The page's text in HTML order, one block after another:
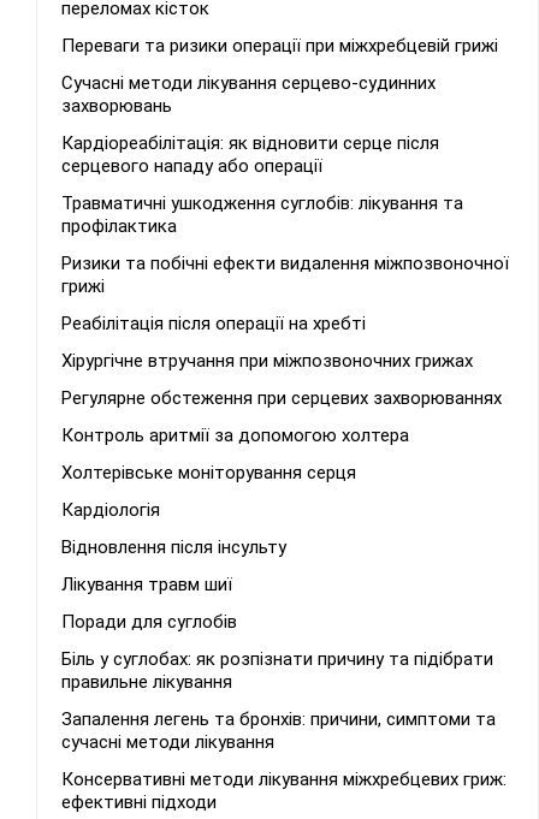
переломах кісток
Переваги та ризики операції при міжхребцевій грижі
Сучасні методи лікування серцево-судинних
захворювань
Кардіореабілітація: як відновити серце після
серцевого нападу або операції
Травматичні ушкодження суглобів: лікування та
профілактика
Ризики та побічні ефекти видалення міжпозвоночної
грижі
Реабілітація після операції на хребті
Хірургічне втручання при міжпозвоночних грижах
Регулярне обстеження при серцевих захворюваннях
Контроль аритмії за допомогою холтера
Холтерівське моніторування серця
Кардіологія
Відновлення після інсульту
Лікування травм шиї
Поради для суглобів
Біль у суглобах: як розпізнати причину та підібрати
правильне лікування
Запалення легень та бронхів: причини, симптоми та
сучасні методи лікування
Консервативні методи лікування міжхребцевих гриж:
ефективні підходи